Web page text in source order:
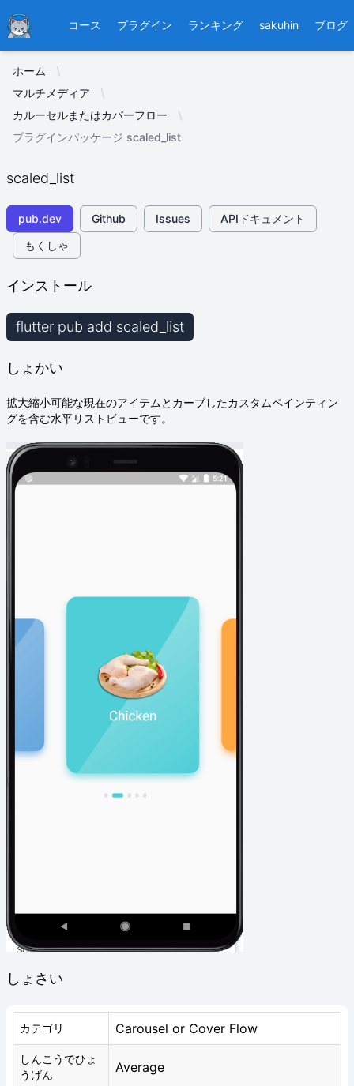
Ducafecat コース プラグイン ランキング sakuhin ブログ
ホーム
マルチメディア
カルーセルまたはカバーフロー
プラグインパッケージ scaled_list
scaled_list
pub.dev Github Issues
APIドキュメント
もくしゃ
インストール
flutter pub add scaled_list
しょかい
拡大縮小可能な現在のアイテムとカーブしたカスタムペインティン
グを含む水平リストビューです。
しょさい
カテゴリ Carousel or Cover Flow
しんこうでひょ
うげん
Average